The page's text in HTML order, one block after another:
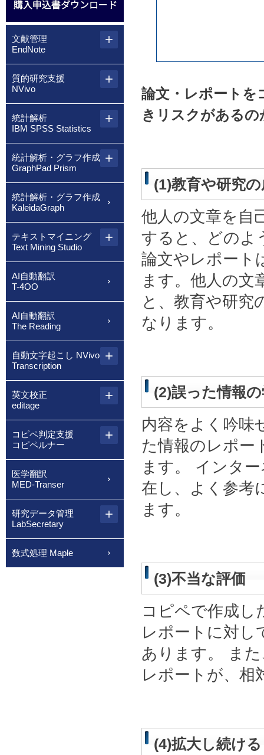
論文・レポートを
きリスクがある
(1)教育や研究
他人の文章を自
すると、どのよ
論文やレポート
ます。他人の文
と、教育や研究
なります。
(2)誤った情報
内容をよく吟味
た情報のレポー
ます。 インタ
在し、よく参考
ます。
(3)不当な評価
コピペで作成し
レポートに対し
あります。 ま
レポートが、相
(4)拡大し続け
文献管理
EndNote
質的研究支援
NVivo
統計解析
IBM SPSS Statistics
統計解析・グラフ作成
GraphPad Prism
統計解析・グラフ作成
KaleidaGraph
テキストマイニング
Text Mining Studio
AI自動翻訳
T-4OO
AI自動翻訳
The Reading
自動文字起こし NVivo
Transcription
英文校正
editage
コピペ判定支援
コピペルナー
医学翻訳
MED-Transer
研究データ管理
LabSecretary
数式処理 Maple